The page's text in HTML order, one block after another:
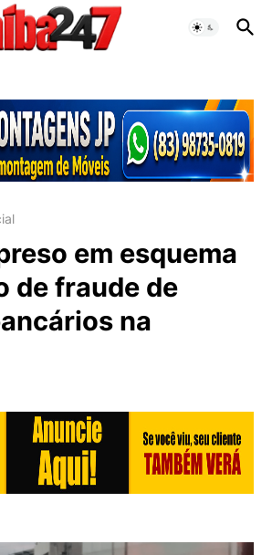
em esquema
de fraude de
na